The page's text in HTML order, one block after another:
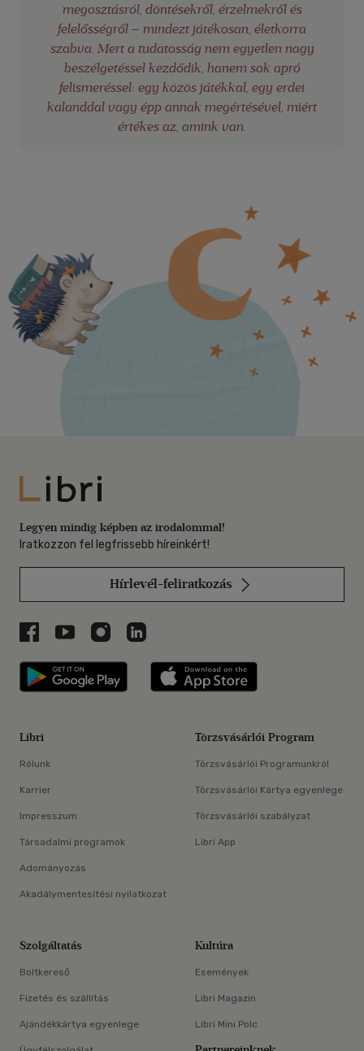
megosztásról, döntésekről, érzelmekről és
felelősségről – mindezt játékosan, életkorra
szabva. Mert a tudatosság nem egyetlen nagy
beszélgetéssel kezdődik, hanem sok apró
felismeréssel: egy közös játékkal, egy erdei
kalanddal vagy épp annak megértésével, miért
értékes az, amink van.
Libri
Legyen mindig képben az irodalommal!
Iratkozzon fel legfrissebb híreinkért!
Hírlevél-feliratkozás
Libri a Facebookon
Libri a Youtube-on
Libri az Instagramon
Libri a LinkedInen
Libri applikáció Szerezd meg: Google
Libri
Rólunk
Karrier
Impresszum
Társadalmi programok
Adományozás
Akadálymentesítési nyilatkozat
Törzsvásárlói Program
Törzsvásárlói Programunkról
Törzsvásárlói Kártya egyenlege
Törzsvásárlói szabályzat
Libri App
Szolgáltatás
Boltkereső
Fizetés és szállítás
Ajándékkártya egyenlege
Kultúra
Események
Libri Magazin
Libri Mini Polc